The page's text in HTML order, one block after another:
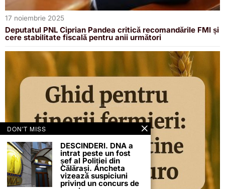
17 noiembrie 2025
Deputatul PNL Ciprian Pandea critică recomandările FMI și
cere stabilitate fiscală pentru anii următori
DON'T MISS
DESCINDERI. DNA a
intrat peste un fost
șef al Poliției din
Călărași. Ancheta
vizează suspiciuni
privind un concurs de